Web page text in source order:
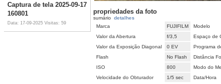
Captura de tela 2025-09-17
160801
Data: 17-09-2025 Visitas: 59
propriedades da foto
sumário detalhes
Marca
FUJIFILM
Modelo
Valor da Abertura
f/3,5
Espaço de
Valor da Exposição Diagonal
0 EV
Programa
Flash
No Flash
Distância
ISO
800
Modo do
Velocidade do Obturador
1/5 sec Data/Hora